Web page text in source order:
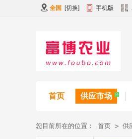
全国 [切换] 手机版
首页 供应市场
您目前所在的位置： 首页 > 供